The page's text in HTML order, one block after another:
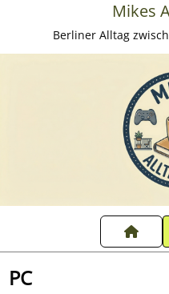
Mikes
Berliner Alltag
PC